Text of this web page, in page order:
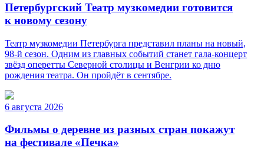
Петербургский Театр музкомедии готовится
к новому сезону
Театр музкомедии Петербурга представил планы на новый,
98-й сезон. Одним из главных событий станет гала-концерт
звёзд оперетты Северной столицы и Венгрии ко дню
рождения театра. Он пройдёт в сентябре.
6 августа 2026
Фильмы о деревне из разных стран покажут
на фестивале «Печка»